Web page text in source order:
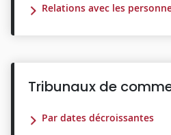
Relations avec les
Tribunaux de
Par dates décroissantes